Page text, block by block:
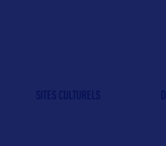
SITES CULTURELS